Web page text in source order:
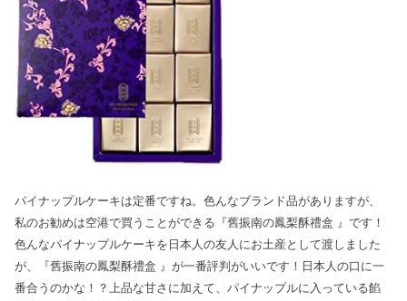
パイナップルケーキは定番ですね。色んなブランド品がありますが、
私のお勧めは空港で買うことができる『舊振南の鳳梨酥禮盒 』です！
色んなパイナップルケーキを日本人の友人にお土産として渡しました
が、『舊振南の鳳梨酥禮盒 』が一番評判がいいです！日本人の口に一
番合うのかな！？上品な甘さに加えて、パイナップルに入っている餡